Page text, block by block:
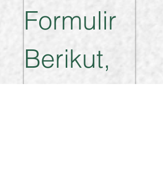
Formulir
Berikut,